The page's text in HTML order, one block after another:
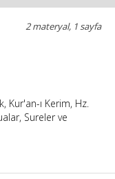
2 materyal, 1 sayfa
Kur'an-ı Kerim, Hz.
Sureler ve